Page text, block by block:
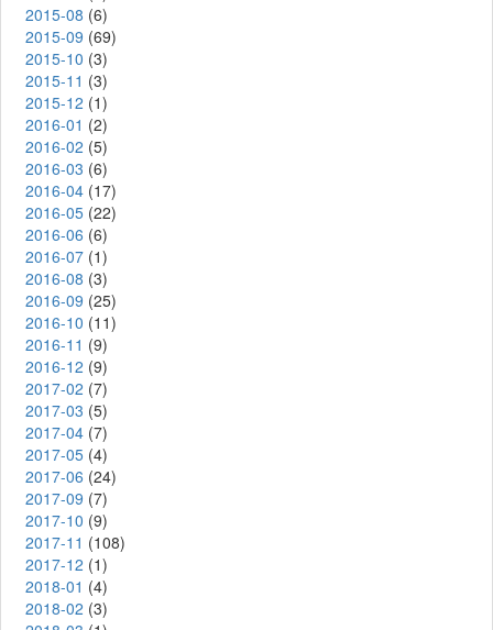
2015-08 (6)
2015-09 (69)
2015-10 (3)
2015-11 (3)
2015-12 (1)
2016-01 (2)
2016-02 (5)
2016-03 (6)
2016-04 (17)
2016-05 (22)
2016-06 (6)
2016-07 (1)
2016-08 (3)
2016-09 (25)
2016-10 (11)
2016-11 (9)
2016-12 (9)
2017-02 (7)
2017-03 (5)
2017-04 (7)
2017-05 (4)
2017-06 (24)
2017-09 (7)
2017-10 (9)
2017-11 (108)
2017-12 (1)
2018-01 (4)
2018-02 (3)